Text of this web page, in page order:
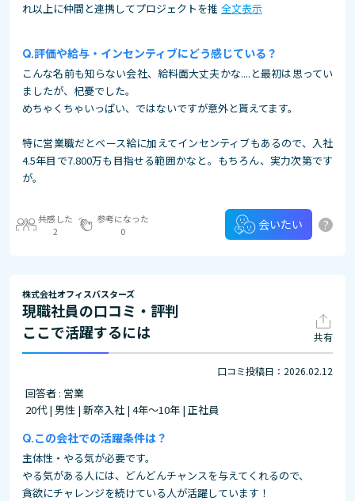
れ以上に仲間と連携してプロジェクトを推 全文表示
評価や給与・インセンティブにどう感じている？
こんな名前も知らない会社、給料面大丈夫かな....と最初は思ってい
ましたが、杞憂でした。
めちゃくちゃいっぱい、ではないですが意外と貰えてます。
特に営業職だとベース給に加えてインセンティブもあるので、入社
4.5年目で7.800万も目指せる範囲かなと。もちろん、実力次第です
が。
共感した
2
参考になった
0
会いたい ?
株式会社オフィスバスターズ
現職社員の口コミ・評判
ここで活躍するには
共有
口コミ投稿日：2026.02.12
回答者 : 営業
20代 | 男性 | 新卒入社 | 4年～10年 | 正社員
この会社での活躍条件は？
主体性・やる気が必要です。
やる気がある人には、どんどんチャンスを与えてくれるので、
貪欲にチャレンジを続けている人が活躍しています！